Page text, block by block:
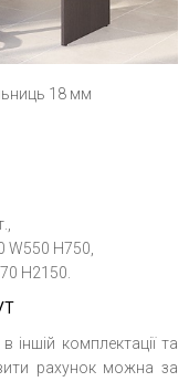
18 мм
H750,
H2150.
комплектації та
рахунок можна за